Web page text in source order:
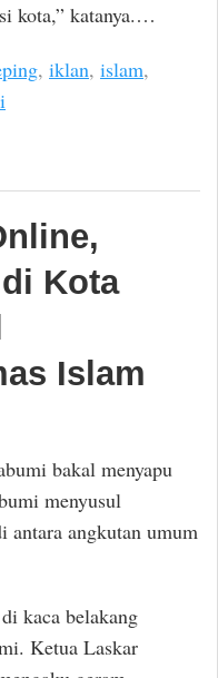
kota,” katanya.…
, iklan, islam,
Kota
Islam
bakal menyapu
menyusul
angkutan umum
kaca belakang
Ketua Laskar